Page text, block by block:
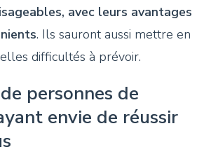
avec leurs avantages
. Ils sauront aussi mettre en
difficultés à prévoir.
personnes de
envie de réussir